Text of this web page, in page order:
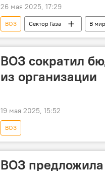
26 мая 2025, 17:29
ВОЗ Сектор Газа В
ВОЗ сократил
из организации
19 мая 2025, 15:52
ВОЗ
ВОЗ предложила